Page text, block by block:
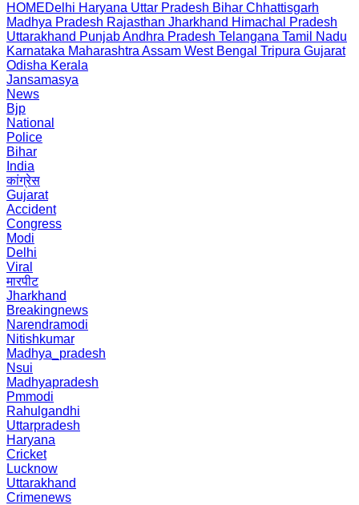
HOMEDelhi Haryana Uttar Pradesh Bihar Chhattisgarh
Madhya Pradesh Rajasthan Jharkhand Himachal Pradesh
Uttarakhand PunjabAndhra Pradesh Telangana Tamil Nadu
Karnataka Maharashtra Assam West Bengal Tripura Gujarat
Odisha Kerala
Jansamasya
News
Bjp
National
Police
Bihar
India
कांग्रेस
Gujarat
Accident
Congress
Modi
Delhi
Viral
मारपीट
Jharkhand
Breakingnews
Narendramodi
Nitishkumar
Madhya_pradesh
Nsui
Madhyapradesh
Pmmodi
Rahulgandhi
Uttarpradesh
Haryana
Cricket
Lucknow
Uttarakhand
Crimenews